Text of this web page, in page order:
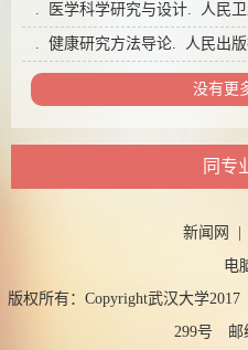
. 医学科学研究与设计. 人民
. 健康研究方法导论. 人民出版
没有更
同专
新闻网
电
版权所有：Copyright武汉大学
299号 邮